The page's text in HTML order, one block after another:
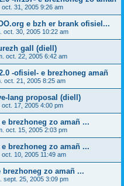
oct. 31, 2005 9:26 am
e bzh er brank ofisiel...
oct. 30, 2005 10:22 am
gall (diell)
oct. 22, 2005 6:42 am
-ofisiel- e brezhoneg amañ
oct. 21, 2005 8:25 am
lang proposal (diell)
oct. 17, 2005 4:00 pm
e brezhoneg zo amañ ...
oct. 15, 2005 2:03 pm
e brezhoneg zo amañ ...
oct. 10, 2005 11:49 am
brezhoneg zo amañ ...
sept. 25, 2005 3:09 pm